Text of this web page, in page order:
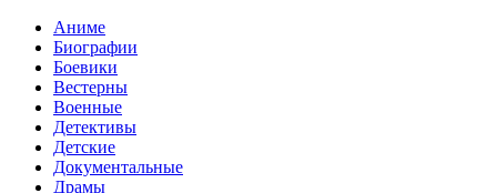
Аниме
Биографии
Боевики
Вестерны
Военные
Детективы
Детские
Документальные
Драмы